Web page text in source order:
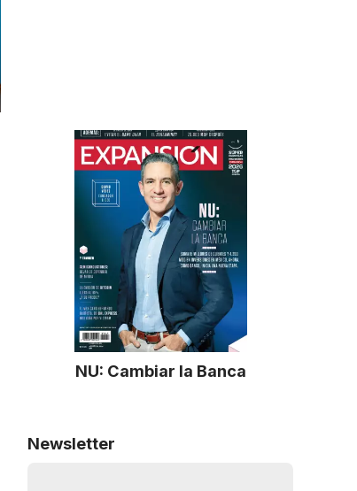
NU: Cambiar la Banca
Newsletter